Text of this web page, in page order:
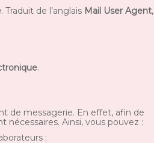
. Traduit de l’anglais Mail User Agent,
.
de messagerie. En effet, afin de
Ainsi, vous pouvez :
;